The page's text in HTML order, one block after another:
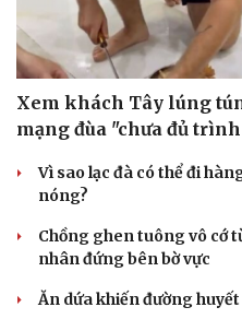
Xem khách Tây lúng
mạng đùa "chưa đủ
Vì sao lạc đà có thể đi
nóng?
Chồng ghen tuông vô cớ
nhân đứng bên bờ vực
Ăn dứa khiến đường